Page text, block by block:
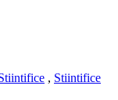
, Stiintifice